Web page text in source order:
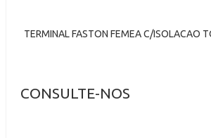
TERMINAL FASTON FEMEA C/ISOLACAO
CONSULTE-NOS